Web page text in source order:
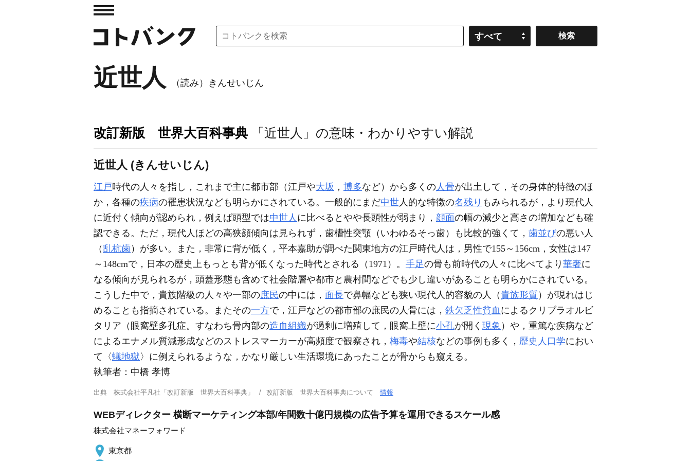
すべて
近世人 （読み）きんせいじん
改訂新版 世界大百科事典 「近世人」の意味・わかりやすい解説
近世人 (きんせいじん)
江戸時代の人々を指し，これまで主に都市部（江戸や大坂 ， 博多など）から多くの人骨が出土して，その身体的特徴のほ
か，各種の疾病の罹患状況なども明らかにされている。一般的にまだ中世人的な特徴の名残り もみられるが，より現代人
に近付く傾向が認められ，例えば頭型では中世人 に比べるとやや長頭性が弱まり， 顔面の幅の減少と高さの増加なども確
認できる。ただ，現代人ほどの高狭顔傾向は見られず，歯槽性突顎（いわゆるそっ歯）も比較的強くて， 歯並びの悪い人
（乱杭歯）が多い。また，非常に背が低く，平本嘉助が調べた関東地方の江戸時代人は，男性で155～156cm，女性は147
～148cmで，日本の歴史上もっとも背が低くなった時代とされる（1971）。 手足の骨も前時代の人々に比べてより 華奢に
なる傾向が見られるが，頭蓋形態も含めて社会階層や都市と農村間などでも少し違いがあることも明らかにされている。
こうした中で，貴族階級の人々や一部の庶民の中には， 面長で鼻幅なども狭い現代人的容貌の人（貴族形質）が現れはじ
めることも指摘されている。またその一方で，江戸などの都市部の庶民の人骨には， 鉄欠乏性貧血 によるクリブラオルビ
タリア（眼窩壁多孔症。すなわち骨内部の造血組織が過剰に増殖して，眼窩上壁に小孔が開く 現象 ）や，重篤な疾病など
によるエナメル質減形成などのストレスマーカーが高頻度で観察され， 梅毒や結核などの事例も多く， 歴史人口学におい
て〈蟻地獄 〉に例えられるような，かなり厳しい生活環境にあったことが骨からも窺える。
執筆者： 中橋 孝博
出典 株式会社平凡社「改訂新版 世界大百科事典」 改訂新版 世界大百科事典について情報
WEBディレクター 横断マーケティング本部/年間数十億円規模の広告予算を運用できるスケール感
株式会社マネーフォワード
東京都